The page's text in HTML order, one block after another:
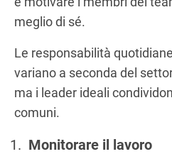
meglio di sé.
Le responsabilità
variano a seconda del
ma i leader ideali
comuni.
Monitorare il lavoro